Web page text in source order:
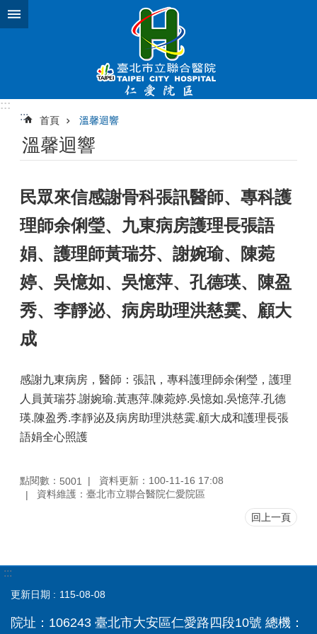
跳到主要內容區塊
:::
:::
首頁 溫馨迴響
溫馨迴響
民眾來信感謝骨科張訊醫師、專科護
理師余俐瑩、九東病房護理長張語
娟、護理師黃瑞芬、謝婉瑜、陳菀
婷、吳憶如、吳憶萍、孔德瑛、陳盈
秀、李靜泌、病房助理洪慈霙、顧大
成
感謝九東病房，醫師：張訊，專科護理師余俐瑩，護理
人員黃瑞芬.謝婉瑜.黃惠萍.陳菀婷.吳憶如.吳憶萍.孔德
瑛.陳盈秀.李靜泌及病房助理洪慈霙.顧大成和護理長張
語娟全心照護
點閱數： 5001
資料更新：100-11-16 17:08
資料維護：臺北市立聯合醫院仁愛院區
回上一頁
:::
更新日期 115-08-08
院址：106243 臺北市大安區仁愛路四段10號 總機：